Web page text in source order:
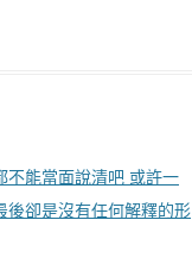
不能當面說清吧 或許一
後卻是沒有任何解釋的形